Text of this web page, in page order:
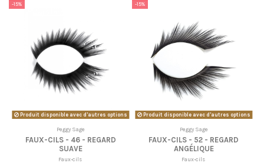
-15%
Produit disponible avec d'autres options
Peggy Sage
FAUX-CILS - 46 - REGARD
SUAVE
Faux-cils
-15%
Produit disponible avec d'autres options
Peggy Sage
FAUX-CILS - 52 - REGARD
ANGÉLIQUE
Faux-cils